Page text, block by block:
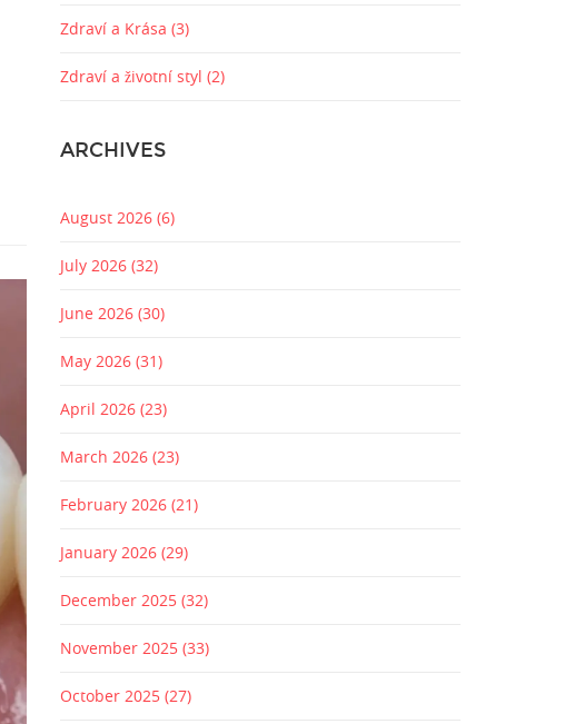
Zdraví a Krása (3)
Zdraví a životní styl (2)
ARCHIVES
August 2026 (6)
July 2026 (32)
June 2026 (30)
May 2026 (31)
April 2026 (23)
March 2026 (23)
February 2026 (21)
January 2026 (29)
December 2025 (32)
November 2025 (33)
October 2025 (27)